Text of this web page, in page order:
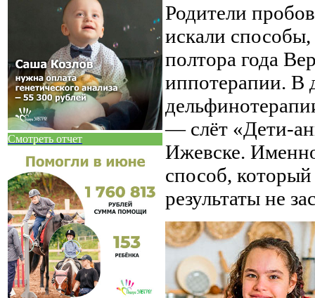
Смотреть отчет
Родители
искали
полтора года
иппотерапии. В
— слёт «Дети-
Ижевске.
способ,
результаты не